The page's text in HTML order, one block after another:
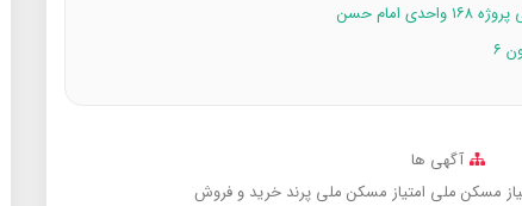
آگهی ها
مسکن ملی امتیاز مسکن ملی پرند خرید و فروش